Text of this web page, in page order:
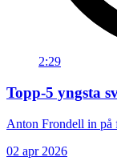
2:29
Topp-5 yngsta
Anton Frondell in på
02 apr 2026